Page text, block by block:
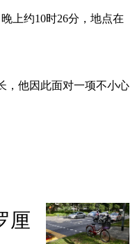
上约10时26分，地点在
，他因此面对一项不小心
厘